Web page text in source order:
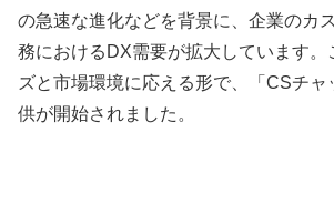
の急速な進化などを背景に、企業のカ
務におけるDX需要が拡大しています。
ズと市場環境に応える形で、「CSチャ
供が開始されました。